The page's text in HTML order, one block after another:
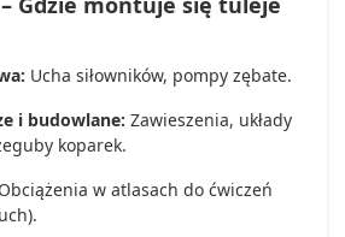
Ucha siłowników, pompy zębate.
i budowlane: Zawieszenia, układy
koparek.
Obciążenia w atlasach do ćwiczeń